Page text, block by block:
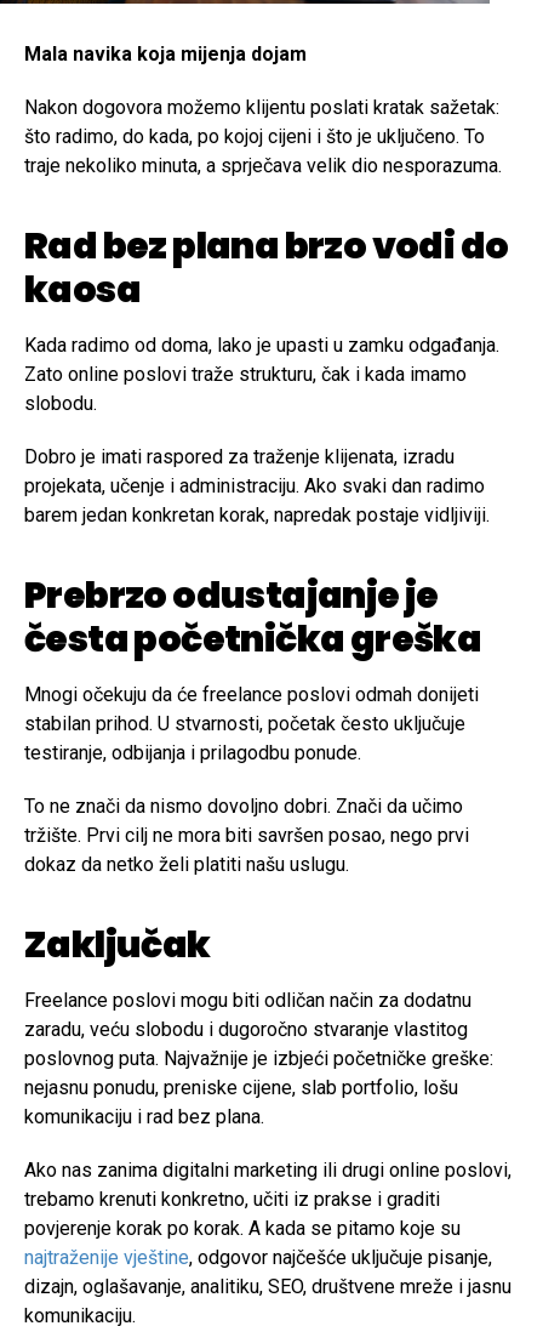
Mala navika koja mijenja dojam
Nakon dogovora možemo klijentu poslati kratak sažetak:
što radimo, do kada, po kojoj cijeni i što je uključeno. To
traje nekoliko minuta, a sprječava velik dio nesporazuma.
Rad bez plana brzo vodi do
kaosa
Kada radimo od doma, lako je upasti u zamku odgađanja.
Zato online poslovi traže strukturu, čak i kada imamo
slobodu.
Dobro je imati raspored za traženje klijenata, izradu
projekata, učenje i administraciju. Ako svaki dan radimo
barem jedan konkretan korak, napredak postaje vidljiviji.
Prebrzo odustajanje je
česta početnička greška
Mnogi očekuju da će freelance poslovi odmah donijeti
stabilan prihod. U stvarnosti, početak često uključuje
testiranje, odbijanja i prilagodbu ponude.
To ne znači da nismo dovoljno dobri. Znači da učimo
tržište. Prvi cilj ne mora biti savršen posao, nego prvi
dokaz da netko želi platiti našu uslugu.
Zaključak
Freelance poslovi mogu biti odličan način za dodatnu
zaradu, veću slobodu i dugoročno stvaranje vlastitog
poslovnog puta. Najvažnije je izbjeći početničke greške:
nejasnu ponudu, preniske cijene, slab portfolio, lošu
komunikaciju i rad bez plana.
Ako nas zanima digitalni marketing ili drugi online poslovi,
trebamo krenuti konkretno, učiti iz prakse i graditi
povjerenje korak po korak. A kada se pitamo koje su
najtraženije vještine, odgovor najčešće uključuje pisanje,
dizajn, oglašavanje, analitiku, SEO, društvene mreže i jasnu
komunikaciju.